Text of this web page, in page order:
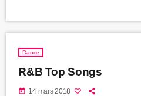
Dance
R&B Top Songs
today 14 mars 2018